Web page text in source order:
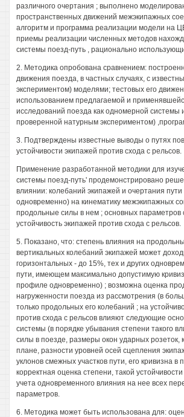
различного очертания ; выполнено
пространственных движений межэкипажных
алгоритм и программа реализации модели на
приемы реализации численных методов
системы поезд-путь , рационально
2. Методика опробована сравнением:
движения поезда, в частных случаях, с
экспериментом) моделями; тестовых его
использованием предлагаемой и
исследований поезда как одномерной системы
проверенной натурным экспериментом)
3. Подтверждены известные выводы о путях
устойчивости экипажей против схода с рельсов.
Применение разработанной методики для
системы поезд-путь' продемонстрировано
влиянии: колебаний экипажей и очертания
одновременно) на кинематику межэкипажных
продольные силы в нем ; основных параметров
устойчивость экипажей против схода с рельсов.
5. Показано, что: степень влияния на
вертикальных колебаний экипажей может
горизонтальных - до 15%, тех и других
пути, имеющем максимально допустимую
профиле одновременно) ; возможна оценка
нагруженности поезда из рассмотрения (в
только продольных его колебаний ; на
против схода с рельсов влияют следующие
системы (в порядке убывания степени такого
силы в поезде, размеры окон ударных розеток,
плане, разности уровней осей сцепления
уклонов смежных участков пути, его кривизна в
корректная оценка степени, такой
учета одновременного влияния на нее всех
параметров.
6. Методика может быть использована для: